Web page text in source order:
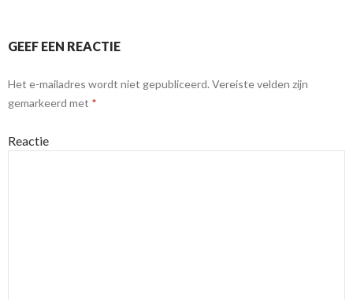
GEEF EEN REACTIE
Het e-mailadres wordt niet gepubliceerd. Vereiste velden zijn
gemarkeerd met *
Reactie